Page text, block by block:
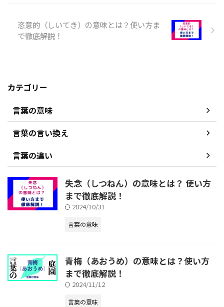
恣意的（しいてき）の意味とは？使い方ま
で徹底解説！
カテゴリー
言葉の意味
言葉の言い換え
言葉の違い
失念（しつねん）の意味とは？ 使い方
まで徹底解説！
2024/10/31
言葉の意味
青梅（あおうめ）の意味とは？使い方
まで徹底解説！
2024/11/12
言葉の意味